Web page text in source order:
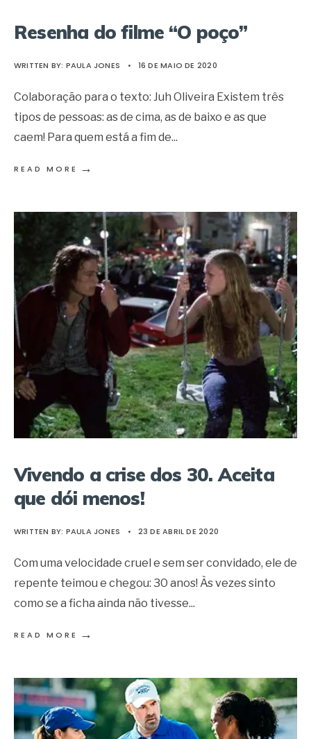
Resenha do filme “O poço”
WRITTEN BY: PAULA JONES • 16 DE MAIO DE 2020
Colaboração para o texto: Juh Oliveira Existem três
tipos de pessoas: as de cima, as de baixo e as que
caem! Para quem está a fim de...
READ MORE →
Vivendo a crise dos 30. Aceita
que dói menos!
WRITTEN BY: PAULA JONES • 23 DE ABRIL DE 2020
Com uma velocidade cruel e sem ser convidado, ele de
repente teimou e chegou: 30 anos! Às vezes sinto
como se a ficha ainda não tivesse...
READ MORE →